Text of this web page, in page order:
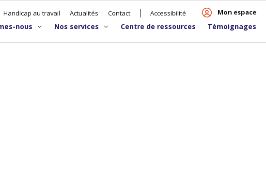
Handicap au travail Actualités Contact Accessibilité Mon espace
nous Nos services Centre de ressources Témoignages